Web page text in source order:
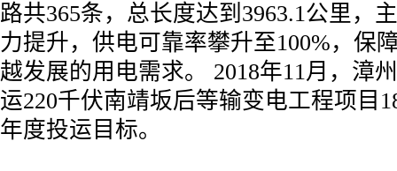
路共365条，总长度达到3963.1公里，
力提升，供电可靠率攀升至100%，保
越发展的用电需求。 2018年11月，漳
运220千伏南靖坂后等输变电工程项目
年度投运目标。